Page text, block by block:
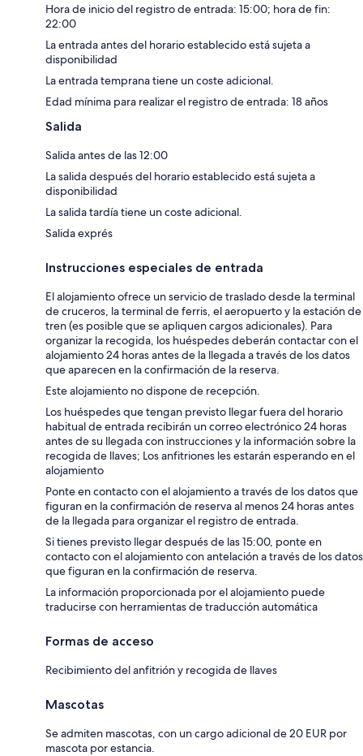
Hora de inicio del registro de entrada: 15:00; hora de fin:
22:00
La entrada antes del horario establecido está sujeta a
disponibilidad
La entrada temprana tiene un coste adicional.
Edad mínima para realizar el registro de entrada: 18 años
Salida
Salida antes de las 12:00
La salida después del horario establecido está sujeta a
disponibilidad
La salida tardía tiene un coste adicional.
Salida exprés
Instrucciones especiales de entrada
El alojamiento ofrece un servicio de traslado desde la terminal
de cruceros, la terminal de ferris, el aeropuerto y la estación de
tren (es posible que se apliquen cargos adicionales). Para
organizar la recogida, los huéspedes deberán contactar con el
alojamiento 24 horas antes de la llegada a través de los datos
que aparecen en la confirmación de la reserva.
Este alojamiento no dispone de recepción.
Los huéspedes que tengan previsto llegar fuera del horario
habitual de entrada recibirán un correo electrónico 24 horas
antes de su llegada con instrucciones y la información sobre la
recogida de llaves; Los anfitriones les estarán esperando en el
alojamiento
Ponte en contacto con el alojamiento a través de los datos que
figuran en la confirmación de reserva al menos 24 horas antes
de la llegada para organizar el registro de entrada.
Si tienes previsto llegar después de las 15:00, ponte en
contacto con el alojamiento con antelación a través de los datos
que figuran en la confirmación de reserva.
La información proporcionada por el alojamiento puede
traducirse con herramientas de traducción automática
Formas de acceso
Recibimiento del anfitrión y recogida de llaves
Mascotas
Se admiten mascotas, con un cargo adicional de 20 EUR por
mascota por estancia.